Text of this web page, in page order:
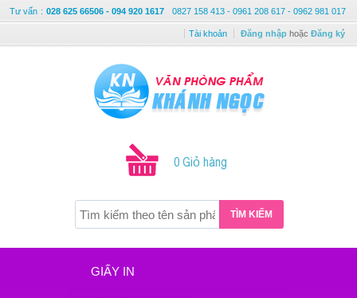
Tư vấn : 028 625 66506 - 094 920 1617 0827 158 413 - 0961 208 617 - 0962 981 017
Tài khoản Đăng nhập hoặc Đăng ký
0 Giỏ hàng
TÌM KIẾM
GIẤY IN